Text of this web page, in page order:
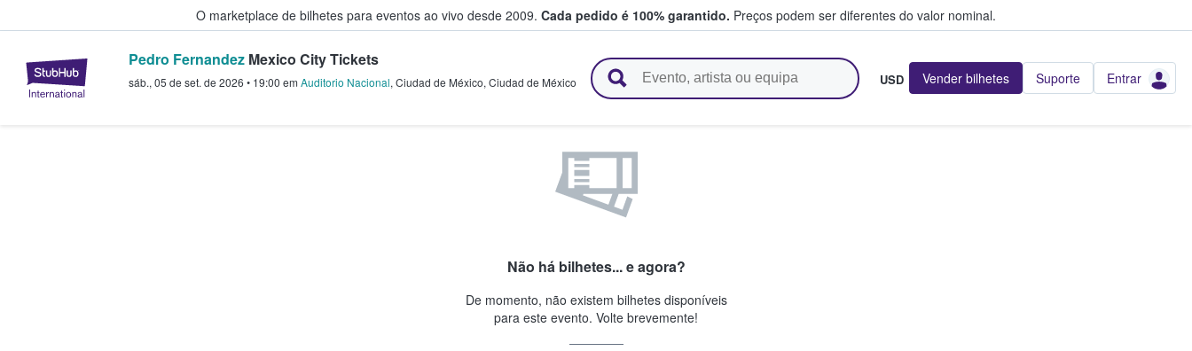
O marketplace de bilhetes para eventos ao vivo desde 2009. Cada pedido é 100% garantido. Preços podem ser diferentes do valor nominal.
StubHub – onde os fãs compram e vendem bilhetes
Pedro Fernandez Mexico City Tickets
sáb., 05 de set. de 2026 • 19:00 em Auditorio Nacional, Ciudad de México, Ciudad de México USD Vender bilhetes Suporte Entrar
Não há bilhetes... e agora?
De momento, não existem bilhetes disponíveis
para este evento. Volte brevemente!